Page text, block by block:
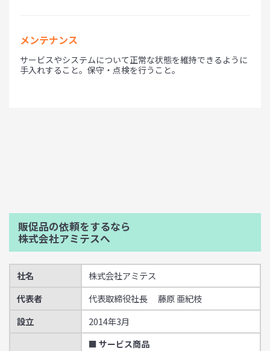
メンテナンス
サービスやシステムについて正常な状態を維持できるように
手入れすること。保守・点検を行うこと。
販促品の依頼をするなら
株式会社アミテスへ
社名
株式会社アミテス
代表者
代表取締役社長 藤原 亜紀枝
設立
2014年3月
■ サービス商品